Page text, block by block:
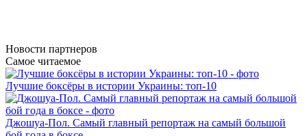
Новости партнеров
Самое читаемое
Лучшие боксёры в истории Украины: топ-10
Джошуа-Пол. Самый главный репортаж на самый большой